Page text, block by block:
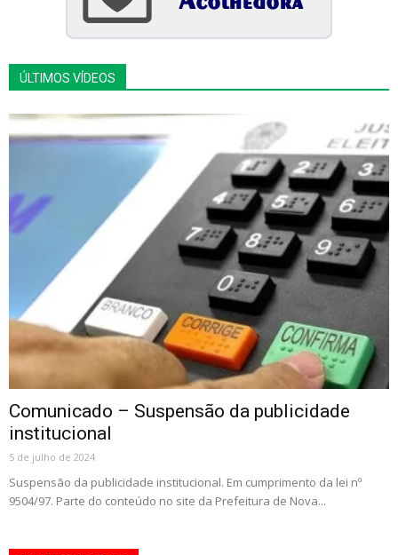
ÚLTIMOS VÍDEOS
Comunicado – Suspensão da publicidade
institucional
5 de julho de 2024
Suspensão da publicidade institucional. Em cumprimento da lei nº
9504/97. Parte do conteúdo no site da Prefeitura de Nova...